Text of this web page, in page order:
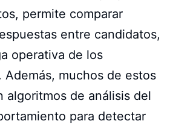
permite comparar
entre candidatos,
operativa de los
Además, muchos de estos
algoritmos de análisis del
para detectar